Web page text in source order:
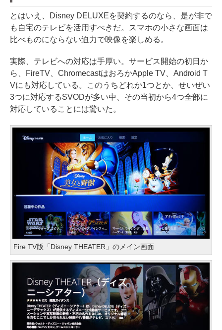
とはいえ、Disney DELUXEを契約するのなら、是が非で
も自宅のテレビを活用すべきだ。スマホの小さな画面は
比べものにならない迫力で映像を楽しめる。
実際、テレビへの対応は手厚い。サービス開始の初日か
ら、FireTV、ChromecastはおろかApple TV、Android T
Vにも対応している。このうちどれか1つとか、せいぜい
3つに対応するSVODが多い中、その当初から4つ全部に
対応していることには驚いた。
Fire TV版「Disney THEATER」のメイン画面